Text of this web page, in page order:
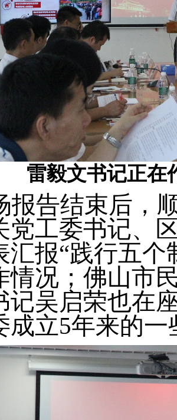
雷毅文书记正在
报告结束后，
党工委书记、
汇报“践行五
情况；佛山市
记吴启荣也在
成立5年来的